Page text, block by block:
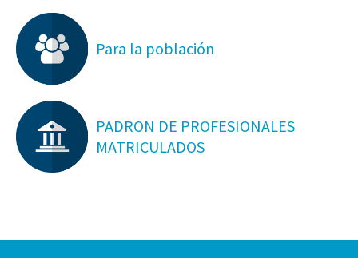
Para la población
PADRON DE PROFESIONALES
MATRICULADOS